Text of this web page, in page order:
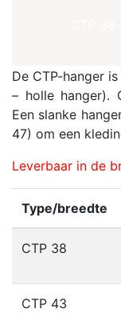
De CTP-hanger
– holle hanger).
Een slanke
47) om een
Leverbaar in de
Type/breedte
CTP 38
CTP 43